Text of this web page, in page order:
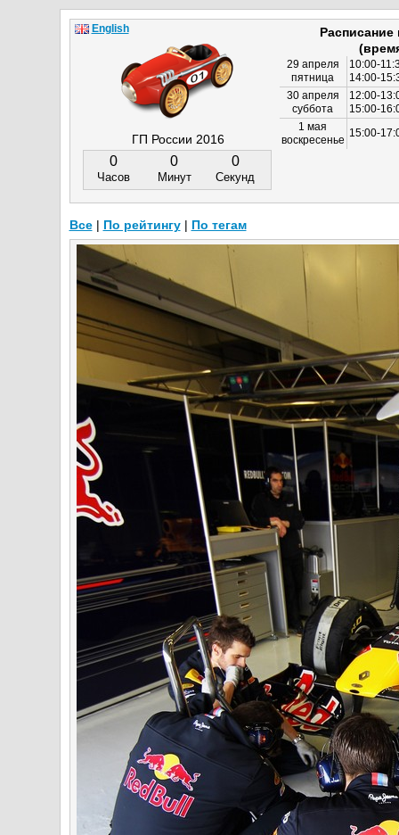
ГП России 2016
0
Часов
0
Минут
0
Секунд
29 апреля
пятница
10:00-
14:00-
30 апреля
суббота
12:00-
15:00-
1 мая
воскресенье
15:00-
English
Все| По рейтингу| По тегам